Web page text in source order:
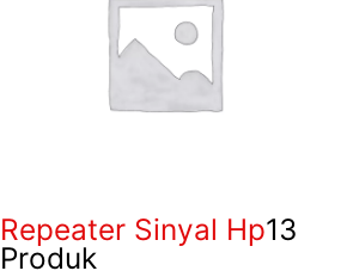
Repeater Sinyal Hp13
Produk